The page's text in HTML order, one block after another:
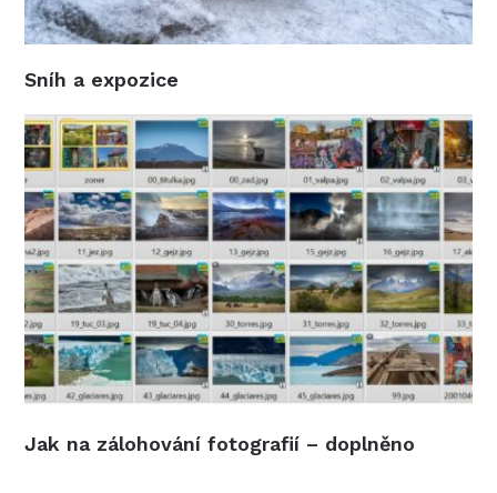
Sníh a expozice
Jak na zálohování fotografií – doplněno